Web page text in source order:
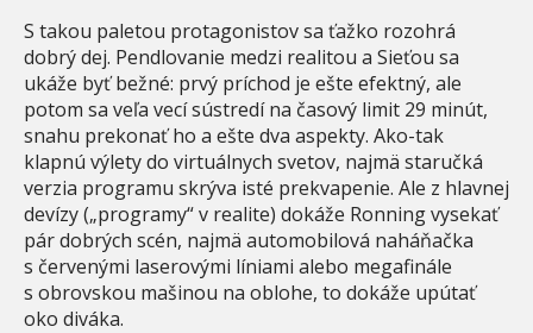
S takou paletou protagonistov sa ťažko rozohrá
dobrý dej. Pendlovanie medzi realitou a Sieťou sa
ukáže byť bežné: prvý príchod je ešte efektný, ale
potom sa veľa vecí sústredí na časový limit 29 minút,
snahu prekonať ho a ešte dva aspekty. Ako-tak
klapnú výlety do virtuálnych svetov, najmä staručká
verzia programu skrýva isté prekvapenie. Ale z hlavnej
devízy („programy“ v realite) dokáže Ronning vysekať
pár dobrých scén, najmä automobilová naháňačka
s červenými laserovými líniami alebo megafinále
s obrovskou mašinou na oblohe, to dokáže upútať
oko diváka.